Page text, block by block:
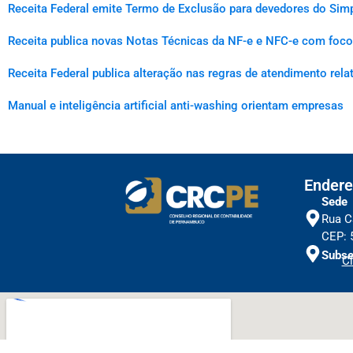
Receita Federal emite Termo de Exclusão para devedores do
Receita publica novas Notas Técnicas da NF-e e NFC-e com
Receita Federal publica alteração nas regras de atendimento
Manual e inteligência artificial anti-washing orientam empresas
Sede
Rua
CEP: